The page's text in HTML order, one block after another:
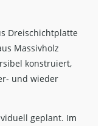
Dreischichtplatte
Massivholz
konstruiert,
und wieder
geplant. Im